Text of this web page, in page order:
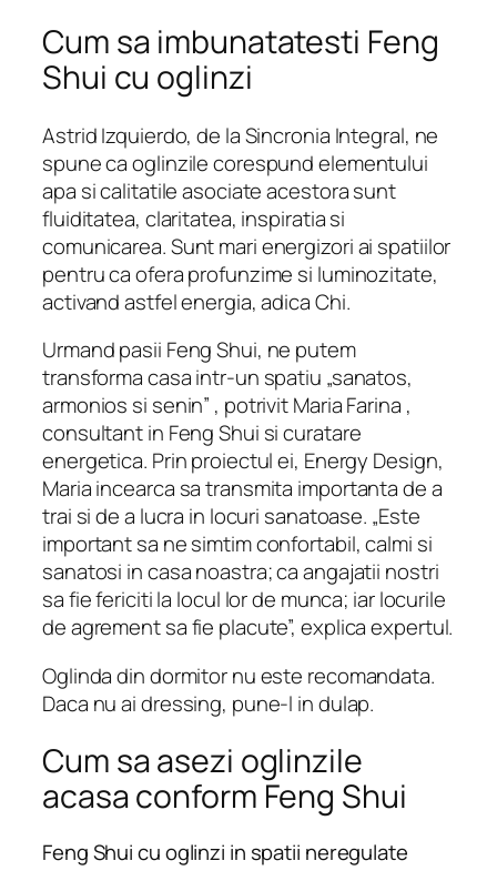
Cum sa imbunatatesti Feng
Shui cu oglinzi
Astrid Izquierdo, de la Sincronia Integral, ne
spune ca oglinzile corespund elementului
apa si calitatile asociate acestora sunt
fluiditatea, claritatea, inspiratia si
comunicarea. Sunt mari energizori ai spatiilor
pentru ca ofera profunzime si luminozitate,
activand astfel energia, adica Chi.
Urmand pasii Feng Shui, ne putem
transforma casa intr-un spatiu „sanatos,
armonios si senin” , potrivit Maria Farina ,
consultant in Feng Shui si curatare
energetica. Prin proiectul ei, Energy Design,
Maria incearca sa transmita importanta de a
trai si de a lucra in locuri sanatoase. „Este
important sa ne simtim confortabil, calmi si
sanatosi in casa noastra; ca angajatii nostri
sa fie fericiti la locul lor de munca; iar locurile
de agrement sa fie placute”, explica expertul.
Oglinda din dormitor nu este recomandata.
Daca nu ai dressing, pune-l in dulap.
Cum sa asezi oglinzile
acasa conform Feng Shui
Feng Shui cu oglinzi in spatii neregulate